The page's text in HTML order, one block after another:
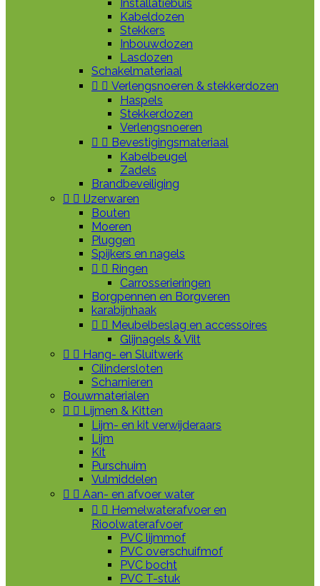
Installatiebuis
Kabeldozen
Stekkers
Inbouwdozen
Lasdozen
Schakelmateriaal
  Verlengsnoeren & stekkerdozen
Haspels
Stekkerdozen
Verlengsnoeren
  Bevestigingsmateriaal
Kabelbeugel
Zadels
Brandbeveiliging
  IJzerwaren
Bouten
Moeren
Pluggen
Spijkers en nagels
  Ringen
Carrosserieringen
Borgpennen en Borgveren
karabijnhaak
  Meubelbeslag en accessoires
Glijnagels & Vilt
  Hang- en Sluitwerk
Cilindersloten
Scharnieren
Bouwmaterialen
  Lijmen & Kitten
Lijm- en kit verwijderaars
Lijm
Kit
Purschuim
Vulmiddelen
  Aan- en afvoer water
  Hemelwaterafvoer en
Rioolwaterafvoer
PVC lijmmof
PVC overschuifmof
PVC bocht
PVC T-stuk